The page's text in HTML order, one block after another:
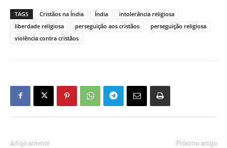
TAGS Cristãos na Índia Índia
intolerância religiosa
liberdade religiosa
perseguição aos cristãos
perseguição religiosa
violência contra cristãos
Artigo anterior Próximo artigo